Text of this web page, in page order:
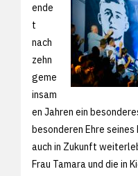
ende
t
nach
zehn
geme
insam
en Jahren ein
besonderen Ehre
auch in Zukunft
Frau Tamara und die in